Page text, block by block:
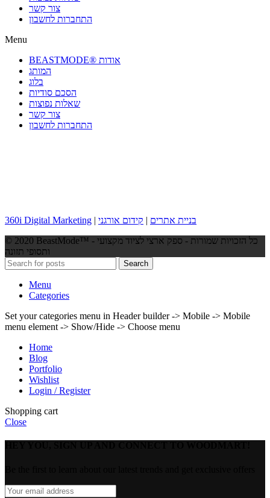
צור קשר
התחברות לחשבון
Menu
BEASTMODE® אודות
המותג
בלוג
הסכם סודיות
שאלות נפוצות
צור קשר
התחברות לחשבון
360i Digital Marketing | בניית אתרים | קידום אורגני
© 2020 BeastMode™ - כל הזכויות שמורות - ספק ארצי לציוד מקצועי
ותסופי תזונה
Search
Menu
Categories
Set your categories menu in Header builder -> Mobile -> Mobile
menu element -> Show/Hide -> Choose menu
Home
Blog
Portfolio
Wishlist
Login / Register
Shopping cart
Close